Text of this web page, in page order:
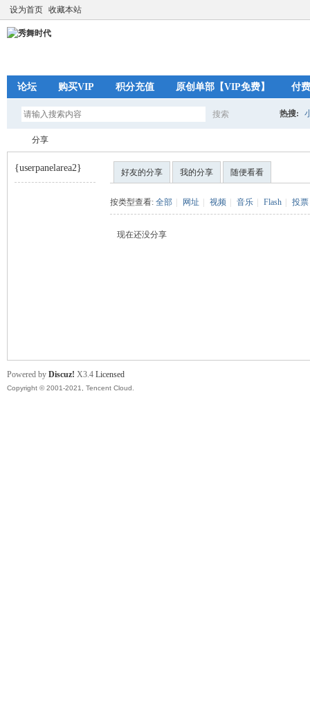
设为首页 收藏本站
论坛 购买VIP 积分充值 原创单部【VIP免费】 付
搜索 热搜:
分享
{userpanelarea2} 好友的分享 我的分享 随便看看
按类型查看: 全部 网址 视频 音乐 Flash 投票
现在还没分享
Powered by Discuz! X3.4 Licensed
Copyright © 2001-2021, Tencent Cloud.